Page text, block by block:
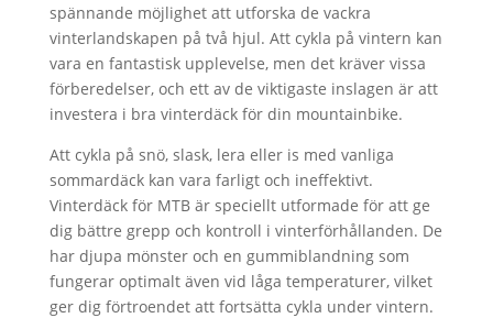
spännande möjlighet att utforska de vackra
vinterlandskapen på två hjul. Att cykla på vintern kan
vara en fantastisk upplevelse, men det kräver vissa
förberedelser, och ett av de viktigaste inslagen är att
investera i bra vinterdäck för din mountainbike.
Att cykla på snö, slask, lera eller is med vanliga
sommardäck kan vara farligt och ineffektivt.
Vinterdäck för MTB är speciellt utformade för att ge
dig bättre grepp och kontroll i vinterförhållanden. De
har djupa mönster och en gummiblandning som
fungerar optimalt även vid låga temperaturer, vilket
ger dig förtroendet att fortsätta cykla under vintern.